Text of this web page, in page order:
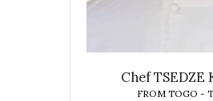
Chef TSEDZE
FROM TOGO -